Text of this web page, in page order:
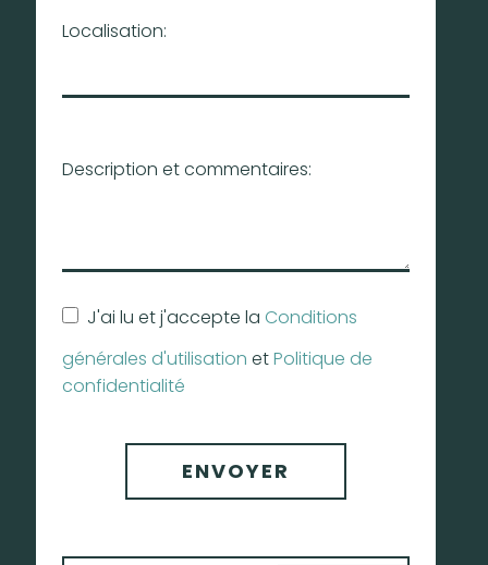
Localisation:
Description et commentaires:
J'ai lu et j'accepte la Conditions
générales d'utilisation etPolitique de
confidentialité